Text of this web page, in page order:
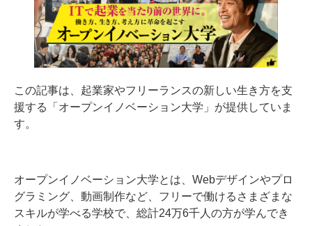
この記事は、起業家やフリーランスの新しい生き方を支
援する「オープンイノベーション大学」が提供していま
す。
オープンイノベーション大学とは、Webデザインやプロ
グラミング、動画制作など、フリーで働けるさまざまな
スキルが学べる学校で、総計24万6千人の方が学んでき